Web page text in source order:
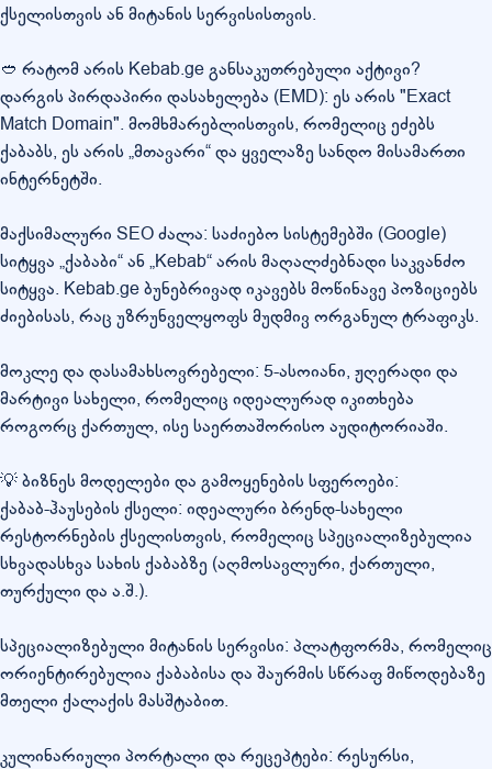
ქსელისთვის ან მიტანის სერვისისთვის.
🥙 რატომ არის Kebab.ge განსაკუთრებული აქტივი?
დარგის პირდაპირი დასახელება (EMD): ეს არის "Exact
Match Domain". მომხმარებლისთვის, რომელიც ეძებს
ქაბაბს, ეს არის „მთავარი“ და ყველაზე სანდო მისამართი
ინტერნეტში.
მაქსიმალური SEO ძალა: საძიებო სისტემებში (Google)
სიტყვა „ქაბაბი“ ან „Kebab“ არის მაღალძებნადი საკვანძო
სიტყვა. Kebab.ge ბუნებრივად იკავებს მოწინავე პოზიციებს
ძიებისას, რაც უზრუნველყოფს მუდმივ ორგანულ ტრაფიკს.
მოკლე და დასამახსოვრებელი: 5-ასოიანი, ჟღერადი და
მარტივი სახელი, რომელიც იდეალურად იკითხება
როგორც ქართულ, ისე საერთაშორისო აუდიტორიაში.
💡 ბიზნეს მოდელები და გამოყენების სფეროები:
ქაბაბ-ჰაუსების ქსელი: იდეალური ბრენდ-სახელი
რესტორნების ქსელისთვის, რომელიც სპეციალიზებულია
სხვადასხვა სახის ქაბაბზე (აღმოსავლური, ქართული,
თურქული და ა.შ.).
სპეციალიზებული მიტანის სერვისი: პლატფორმა, რომელიც
ორიენტირებულია ქაბაბისა და შაურმის სწრაფ მიწოდებაზე
მთელი ქალაქის მასშტაბით.
კულინარიული პორტალი და რეცეპტები: რესურსი,